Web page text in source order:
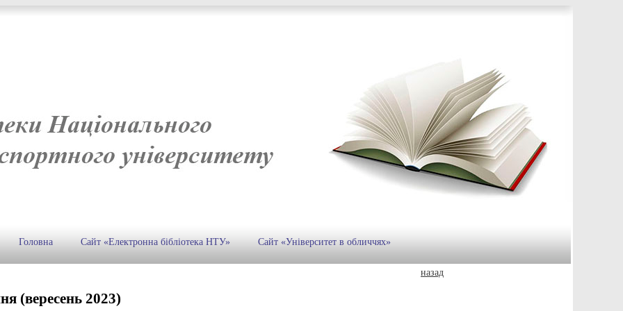
Головна Сайт «Електронна бібліотека НТУ» Сайт «Університет в обличчях»
назад
(вересень 2023)